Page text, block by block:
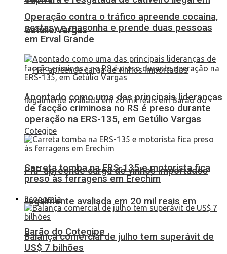
Getúlio Vargas
PRF apreende carga de vinhos importados
ilegalmente avaliada em 20 mil reais em
Barão do Cotegipe
Operação contra o tráfico apreende cocaína,
ecstasy e maconha e prende duas pessoas
em Erval Grande
Apontado como uma das principais lideranças
de facção criminosa no RS é preso durante
operação na ERS-135, em Getúlio Vargas
Carreta tomba na ERS-135 e motorista fica
preso às ferragens em Erechim
Economia
Balança comercial de julho tem superávit de
US$ 7 bilhões